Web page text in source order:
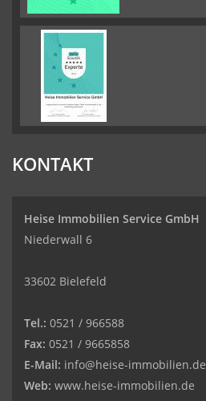
KONTAKT
Heise Immobilien Service GmbH
Niederwall 6
33602 Bielefeld
Tel.: 0521 / 966588
Fax: 0521 / 9665858
E-Mail: info@heise-immobilien.de
Web: www.heise-immobilien.de